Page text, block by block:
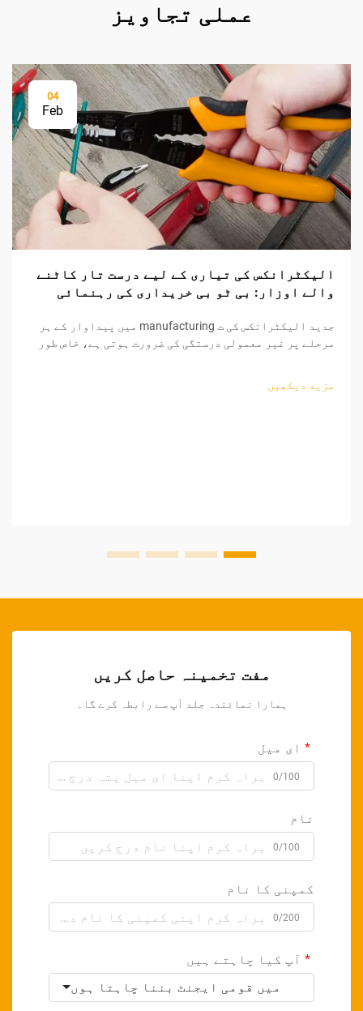
عملی تجاویز
04
Feb
الیکٹرانکس کی تیاری کے لیے درست تار کاٹنے
والے اوزار: بی ٹو بی خریداری کی رہنمائی
جدید الیکٹرانکس کی ت manufacturing میں پیداوار کے ہر
مرحلے پر غیر معمولی درستگی کی ضرورت ہوتی ہے، خاص طور
لیے ناگزیر اثاثہ بن گئے ہیں، جو...
مزید دیکھیں
مفت تخمینہ حاصل کریں
ہمارا نمائندہ جلد آپ سے رابطہ کرے گا۔
ای میل
0/100
نام
0/100
کمپنی کا نام
0/200
آپ کیا چاہتے ہیں
میں قومی ایجنٹ بننا چاہتا ہوں